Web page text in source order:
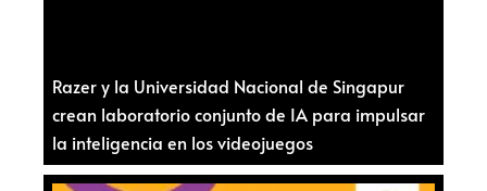
Razer y la Universidad Nacional de Singapur
crean laboratorio conjunto de IA para impulsar
la inteligencia en los videojuegos